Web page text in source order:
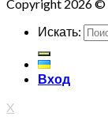
Copyright 2026 ©
Искать:
Вход
X